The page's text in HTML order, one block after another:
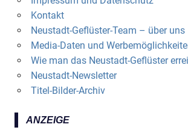
Kontakt
Neustadt-Geflüster-Team – über uns
Media-Daten und
Wie man das Neustadt-Geflüster
Neustadt-Newsletter
Titel-Bilder-Archiv
ANZEIGE